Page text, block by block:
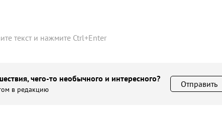
текст и нажмите Ctrl+Enter
чего-то необычного и интересного?
в редакцию
Отправить